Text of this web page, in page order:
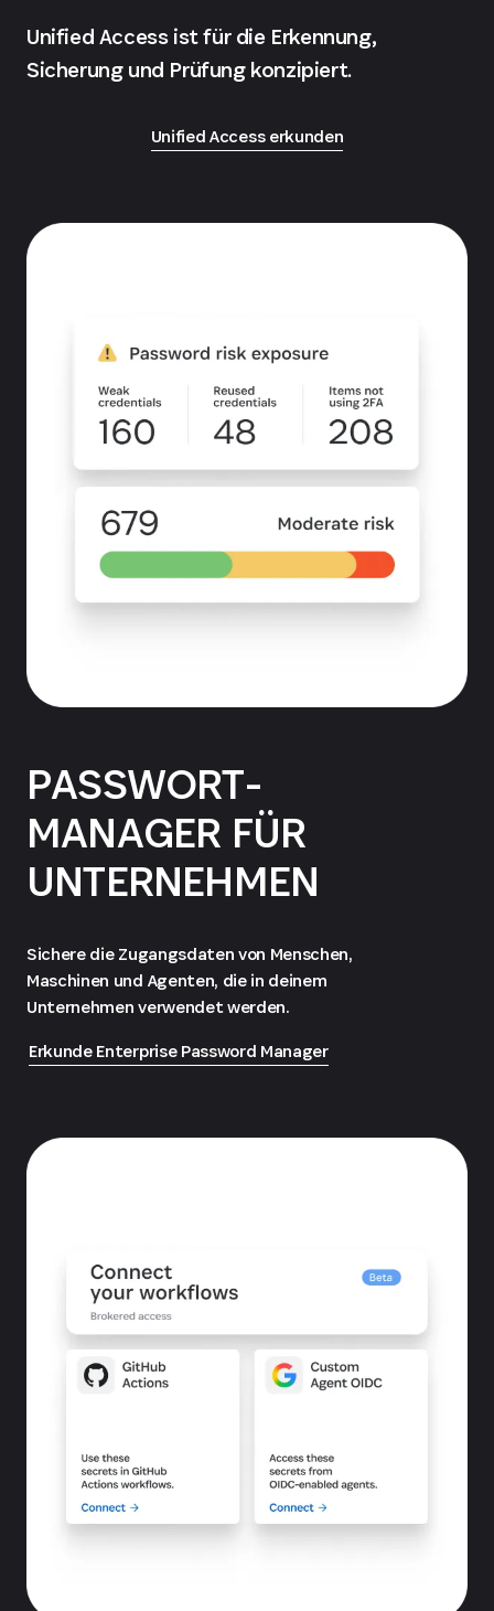
Unified Access ist für die Erkennung,
Sicherung und Prüfung konzipiert.
Unified Access erkunden
PASSWORT-
MANAGER FÜR
UNTERNEHMEN
Sichere die Zugangsdaten von Menschen,
Maschinen und Agenten, die in deinem
Unternehmen verwendet werden.
Erkunde Enterprise Password Manager